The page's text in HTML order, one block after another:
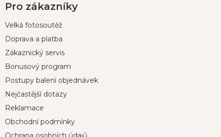
Pro zákazníky
Velká fotosoutěž
Doprava a platba
Zákaznický servis
Bonusový program
Postupy balení objednávek
Nejčastější dotazy
Reklamace
Obchodní podmínky